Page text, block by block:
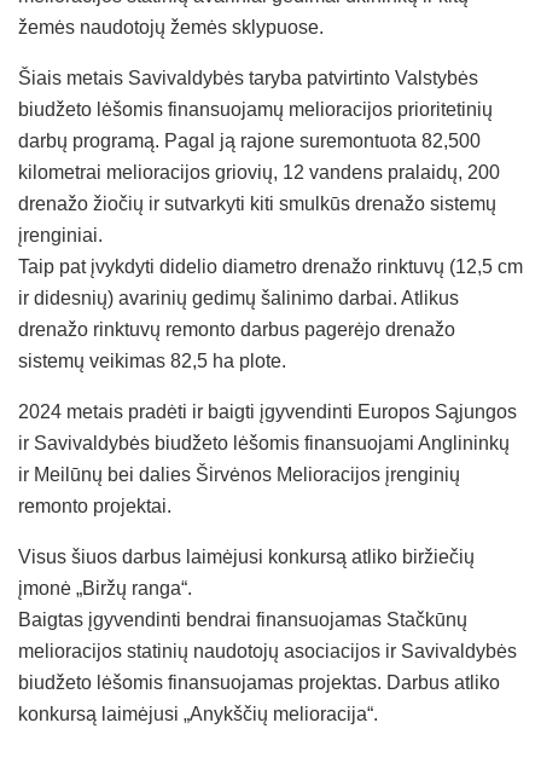
žemės naudotojų žemės sklypuose.
Šiais metais Savivaldybės taryba patvirtinto Valstybės
biudžeto lėšomis finansuojamų melioracijos prioritetinių
darbų programą. Pagal ją rajone suremontuota 82,500
kilometrai melioracijos griovių, 12 vandens pralaidų, 200
drenažo žiočių ir sutvarkyti kiti smulkūs drenažo sistemų
įrenginiai.
Taip pat įvykdyti didelio diametro drenažo rinktuvų (12,5 cm
ir didesnių) avarinių gedimų šalinimo darbai. Atlikus
drenažo rinktuvų remonto darbus pagerėjo drenažo
sistemų veikimas 82,5 ha plote.
2024 metais pradėti ir baigti įgyvendinti Europos Sąjungos
ir Savivaldybės biudžeto lėšomis finansuojami Anglininkų
ir Meilūnų bei dalies Širvėnos Melioracijos įrenginių
remonto projektai.
Visus šiuos darbus laimėjusi konkursą atliko biržiečių
įmonė „Biržų ranga“.
Baigtas įgyvendinti bendrai finansuojamas Stačkūnų
melioracijos statinių naudotojų asociacijos ir Savivaldybės
biudžeto lėšomis finansuojamas projektas. Darbus atliko
konkursą laimėjusi „Anykščių melioracija“.